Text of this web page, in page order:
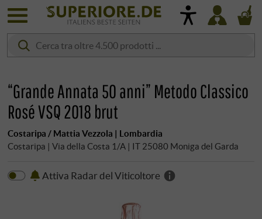
“Grande Annata 50 anni” Metodo Classico
Rosé VSQ 2018 brut
Costaripa / Mattia Vezzola | Lombardia
Costaripa | Via della Costa 1/A | IT 25080 Moniga del Garda
Attiva Radar del Viticoltore